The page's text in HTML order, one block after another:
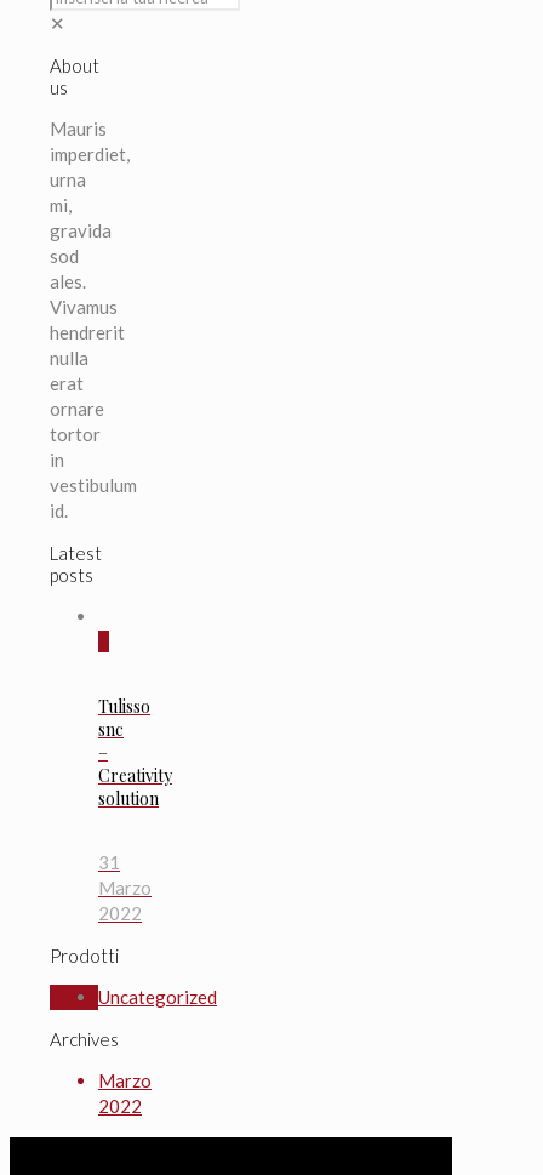
✕
About
us
Mauris
imperdiet,
urna
mi,
gravida
sod
ales.
Vivamus
hendrerit
nulla
erat
ornare
tortor
in
vestibulum
id.
Latest
posts
Tulisso
snc
–
Creativity
solution
31
Marzo
2022
Prodotti
Uncategorized
Archives
Marzo
2022